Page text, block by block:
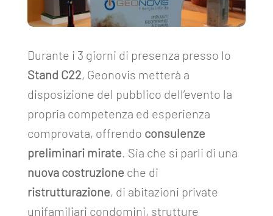
Durante i 3 giorni di presenza presso lo
Stand C22, Geonovis metterà a
disposizione del pubblico dell’evento la
propria competenza ed esperienza
comprovata, offrendo consulenze
preliminari mirate. Sia che si parli di una
nuova costruzione che di
ristrutturazione, di abitazioni private
unifamiliari condomini, strutture